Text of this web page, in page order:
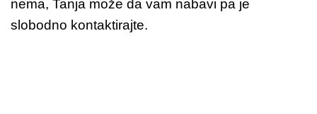
nema, Tanja može da vam nabavi pa je
slobodno kontaktirajte.